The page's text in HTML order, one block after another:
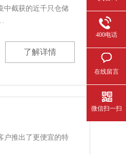
中截获的近千只仓储
了解详情
户推出了更便宜的特
400电话
在线留言
微信扫一扫